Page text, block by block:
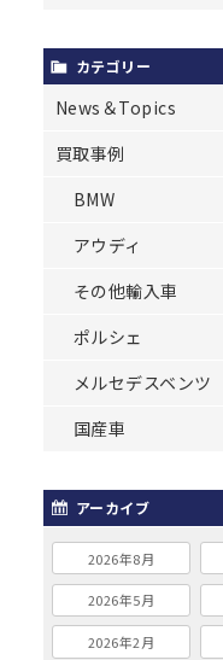
カテゴリー
News＆Topics
買取事例
BMW
アウディ
その他輸入車
ポルシェ
メルセデスベンツ
国産車
アーカイブ
2026年8月
2026年5月
2026年2月